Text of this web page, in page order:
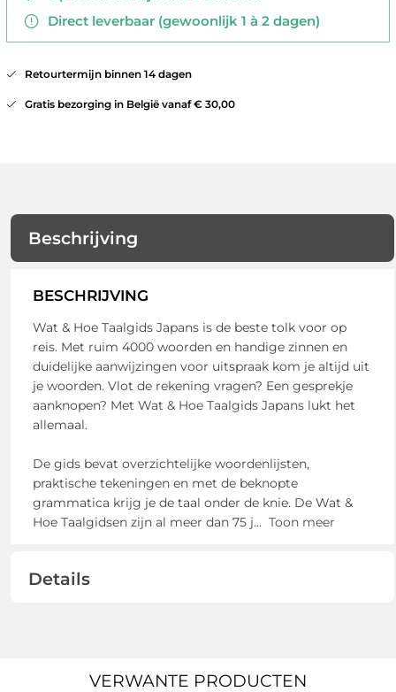
Direct leverbaar (gewoonlijk 1 à 2 dagen)
Retourtermijn binnen 14 dagen
Gratis bezorging in België vanaf € 30,00
Beschrijving
BESCHRIJVING
Wat & Hoe Taalgids Japans is de beste tolk voor op
reis. Met ruim 4000 woorden en handige zinnen en
duidelijke aanwijzingen voor uitspraak kom je altijd uit
je woorden. Vlot de rekening vragen? Een gesprekje
aanknopen? Met Wat & Hoe Taalgids Japans lukt het
allemaal.
De gids bevat overzichtelijke woordenlijsten,
praktische tekeningen en met de beknopte
grammatica krijg je de taal onder de knie. De Wat &
Hoe Taalgidsen zijn al meer dan 75 j... Toon meer
Details
VERWANTE PRODUCTEN